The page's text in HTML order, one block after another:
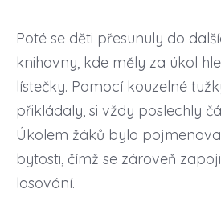
Poté se děti přesunuly do
knihovny, kde měly za úkol
lístečky. Pomocí kouzelné
přikládaly, si vždy poslechly
Úkolem žáků bylo
bytosti, čímž se zároveň
losování.